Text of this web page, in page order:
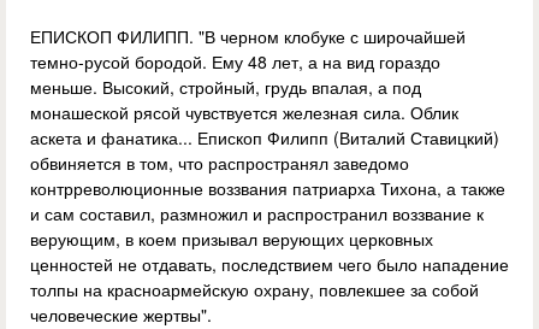
ЕПИСКОП ФИЛИПП. "В черном клобуке с широчайшей
темно-русой бородой. Ему 48 лет, а на вид гораздо
меньше. Высокий, стройный, грудь впалая, а под
монашеской рясой чувствуется железная сила. Облик
аскета и фанатика... Епископ Филипп (Виталий Ставицкий)
обвиняется в том, что распространял заведомо
контрреволюционные воззвания патриарха Тихона, а также
и сам составил, размножил и распространил воззвание к
верующим, в коем призывал верующих церковных
ценностей не отдавать, последствием чего было нападение
толпы на красноармейскую охрану, повлекшее за собой
человеческие жертвы".